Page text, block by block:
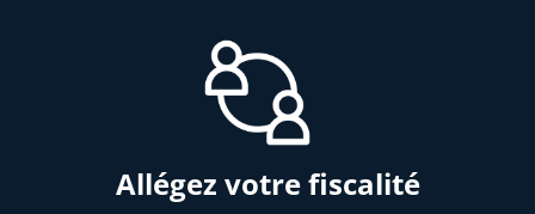
Allégez votre fiscalité